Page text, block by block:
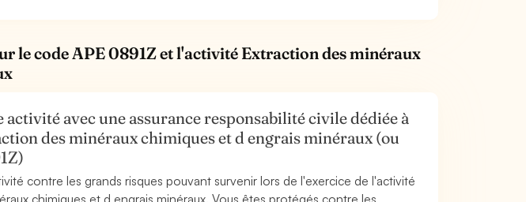
le code APE 0891Z et l'activité Extraction des minéraux
activité avec une assurance responsabilité civile dédiée à
des minéraux chimiques et d engrais minéraux (ou
contre les grands risques pouvant survenir lors de l'exercice de l'activité
chimiques et d engrais minéraux. Vous êtes protégés contre les